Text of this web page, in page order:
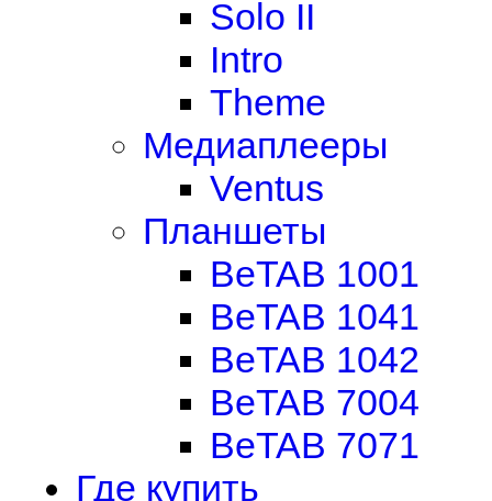
Solo II
Intro
Theme
Медиаплееры
Ventus
Планшеты
BeTAB 1001
BeTAB 1041
BeTAB 1042
BeTAB 7004
BeTAB 7071
Где купить